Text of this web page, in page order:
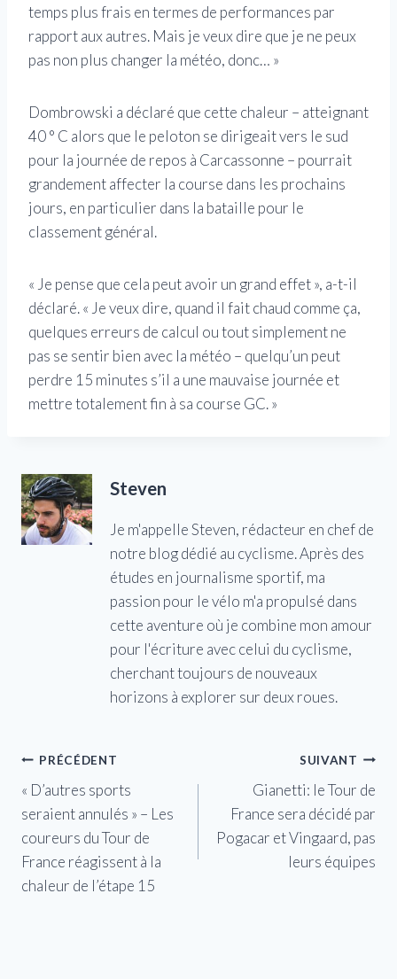
temps plus frais en termes de performances par
rapport aux autres. Mais je veux dire que je ne peux
pas non plus changer la météo, donc… »
Dombrowski a déclaré que cette chaleur – atteignant
40 ° C alors que le peloton se dirigeait vers le sud
pour la journée de repos à Carcassonne – pourrait
grandement affecter la course dans les prochains
jours, en particulier dans la bataille pour le
classement général.
« Je pense que cela peut avoir un grand effet », a-t-il
déclaré. « Je veux dire, quand il fait chaud comme ça,
quelques erreurs de calcul ou tout simplement ne
pas se sentir bien avec la météo – quelqu’un peut
perdre 15 minutes s’il a une mauvaise journée et
mettre totalement fin à sa course GC. »
Steven
Je m'appelle Steven, rédacteur en chef de
notre blog dédié au cyclisme. Après des
études en journalisme sportif, ma
passion pour le vélo m'a propulsé dans
cette aventure où je combine mon amour
pour l'écriture avec celui du cyclisme,
cherchant toujours de nouveaux
horizons à explorer sur deux roues.
Navigation
de
l’article
PRÉCÉDENT
« D’autres sports
seraient annulés » – Les
coureurs du Tour de
France réagissent à la
chaleur de l’étape 15
SUIVANT
Gianetti: le Tour de
France sera décidé par
Pogacar et Vingaard, pas
leurs équipes